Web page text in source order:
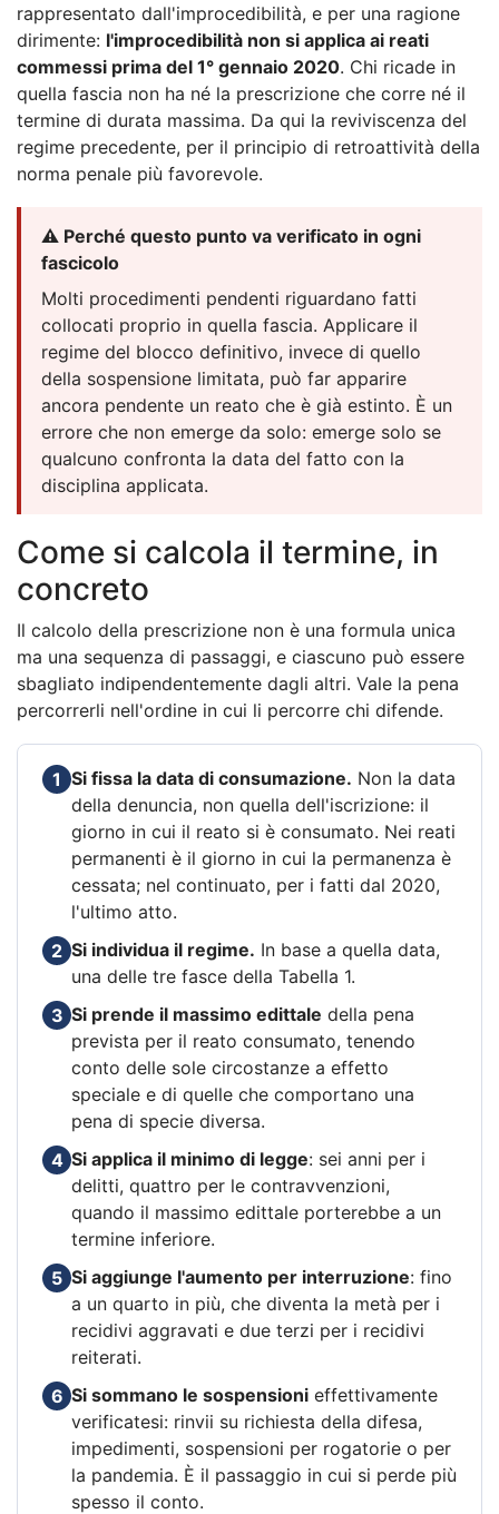
rappresentato dall'improcedibilità, e per una ragione
dirimente: l'improcedibilità non si applica ai reati
commessi prima del 1° gennaio 2020. Chi ricade in
quella fascia non ha né la prescrizione che corre né il
termine di durata massima. Da qui la reviviscenza del
regime precedente, per il principio di retroattività della
norma penale più favorevole.
⚠️ Perché questo punto va verificato in ogni
fascicolo
Molti procedimenti pendenti riguardano fatti
collocati proprio in quella fascia. Applicare il
regime del blocco definitivo, invece di quello
della sospensione limitata, può far apparire
ancora pendente un reato che è già estinto. È un
errore che non emerge da solo: emerge solo se
qualcuno confronta la data del fatto con la
disciplina applicata.
Come si calcola il termine, in
concreto
Il calcolo della prescrizione non è una formula unica
ma una sequenza di passaggi, e ciascuno può essere
sbagliato indipendentemente dagli altri. Vale la pena
percorrerli nell'ordine in cui li percorre chi difende.
1 Si fissa la data di consumazione. Non la data
della denuncia, non quella dell'iscrizione: il
giorno in cui il reato si è consumato. Nei reati
permanenti è il giorno in cui la permanenza è
cessata; nel continuato, per i fatti dal 2020,
l'ultimo atto.
2 Si individua il regime. In base a quella data,
una delle tre fasce della Tabella 1.
3 Si prende il massimo edittale della pena
prevista per il reato consumato, tenendo
conto delle sole circostanze a effetto
speciale e di quelle che comportano una
pena di specie diversa.
4 Si applica il minimo di legge: sei anni per i
delitti, quattro per le contravvenzioni,
quando il massimo edittale porterebbe a un
termine inferiore.
5 Si aggiunge l'aumento per interruzione: fino
a un quarto in più, che diventa la metà per i
recidivi aggravati e due terzi per i recidivi
reiterati.
6 Si sommano le sospensioni effettivamente
verificatesi: rinvii su richiesta della difesa,
impedimenti, sospensioni per rogatorie o per
la pandemia. È il passaggio in cui si perde più
spesso il conto.